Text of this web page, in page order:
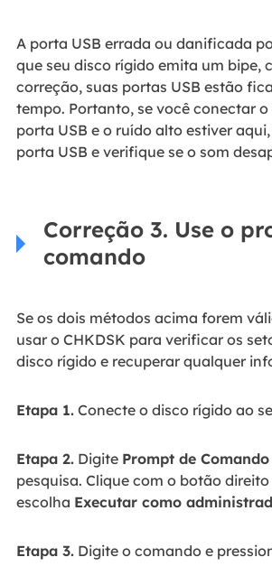
A porta USB errada ou danificada
que seu disco rígido emita um bipe,
correção, suas portas USB estão
tempo. Portanto, se você conectar
porta USB e o ruído alto estiver
porta USB e verifique se o som
Correção 3. Use o
comando
Se os dois métodos acima forem
usar o CHKDSK para verificar os
disco rígido e recuperar qualquer
Etapa 1.Conecte o disco rígido ao
Etapa 2.Digite Prompt de Comando
pesquisa. Clique com o botão
escolha Executar como
Etapa 3.Digite o comando e